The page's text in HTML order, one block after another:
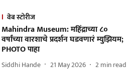
वेब स्टोरीज
Mahindra Museum: महिंद्राच्या ८०
वर्षांच्या वारशाचे प्रदर्शन घडवणारं म्युझियम;
PHOTO पाहा
Siddhi Hande 21 May 2026 2min read